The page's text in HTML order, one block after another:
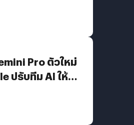
Pro ตัวใหม่
ปรับทีม AI ให้